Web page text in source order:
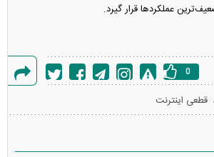
عملکرد‌ها قرار گیرد.
خطا
0
قطعی اینترنت